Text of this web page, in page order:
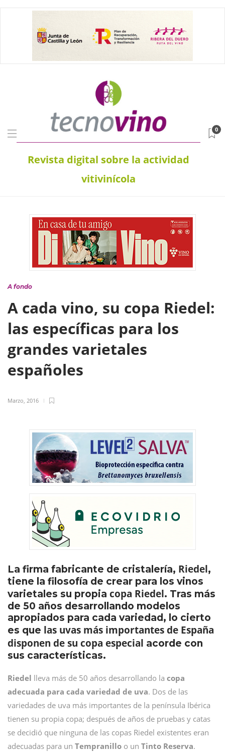
Revista digital sobre la actividad
vitivinícola
0
A fondo
A cada vino, su copa Riedel:
las específicas para los
grandes varietales
españoles
Marzo, 2016
La firma fabricante de cristalería, Riedel,
tiene la filosofía de crear para los vinos
varietales su propia copa Riedel. Tras más
de 50 años desarrollando modelos
apropiados para cada variedad, lo cierto
es que las uvas más importantes de España
disponen de su copa especial acorde con
sus características.
Riedel lleva más de 50 años desarrollando la copa
adecuada para cada variedad de uva. Dos de las
variedades de uva más importantes de la península Ibérica
tienen su propia copa; después de años de pruebas y catas
se decidió que ninguna de las copas Riedel existentes eran
adecuadas para un Tempranillo o un Tinto Reserva.